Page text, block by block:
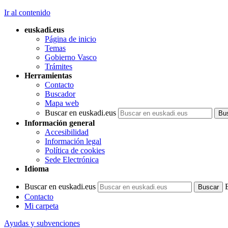
Ir al contenido
euskadi.eus
Página de inicio
Temas
Gobierno Vasco
Trámites
Herramientas
Contacto
Buscador
Mapa web
Buscar en euskadi.eus
Información general
Accesibilidad
Información legal
Política de cookies
Sede Electrónica
Idioma
Buscar en euskadi.eus
Contacto
Mi carpeta
Ayudas y subvenciones